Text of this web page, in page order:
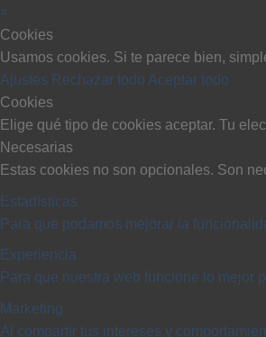
×
Cookies
Usamos cookies. Si te parece bien,
Ajustes Rechazar todo Aceptar todo
Cookies
Elige qué tipo de cookies aceptar. Tu
Necesarias
Estas cookies no son opcionales. Son
Estadísticas
Para que podamos mejorar la
Experiencia
Para que nuestra web funcione lo mejor
Marketing
Al compartir tus intereses y